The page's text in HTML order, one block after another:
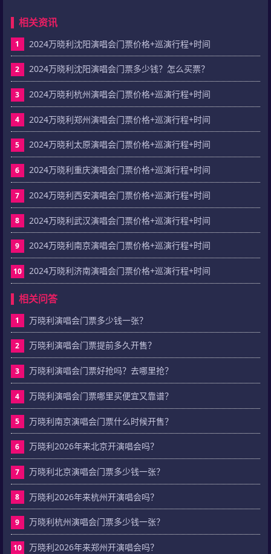
相关资讯
1 2024万晓利沈阳演唱会门票价格+巡演行程+时间
2 2024万晓利沈阳演唱会门票多少钱？怎么买票？
3 2024万晓利杭州演唱会门票价格+巡演行程+时间
4 2024万晓利郑州演唱会门票价格+巡演行程+时间
5 2024万晓利太原演唱会门票价格+巡演行程+时间
6 2024万晓利重庆演唱会门票价格+巡演行程+时间
7 2024万晓利西安演唱会门票价格+巡演行程+时间
8 2024万晓利武汉演唱会门票价格+巡演行程+时间
9 2024万晓利南京演唱会门票价格+巡演行程+时间
10 2024万晓利济南演唱会门票价格+巡演行程+时间
相关问答
1 万晓利演唱会门票多少钱一张？
2 万晓利演唱会门票提前多久开售？
3 万晓利演唱会门票好抢吗？去哪里抢？
4 万晓利演唱会门票哪里买便宜又靠谱？
5 万晓利南京演唱会门票什么时候开售？
6 万晓利2026年来北京开演唱会吗？
7 万晓利北京演唱会门票多少钱一张？
8 万晓利2026年来杭州开演唱会吗？
9 万晓利杭州演唱会门票多少钱一张？
10 万晓利2026年来郑州开演唱会吗？